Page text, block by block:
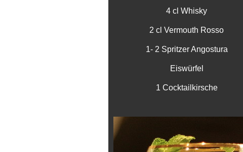
4 cl Whisky
2 cl Vermouth Rosso
1- 2 Spritzer Angostura
Eiswürfel
1 Cocktailkirsche